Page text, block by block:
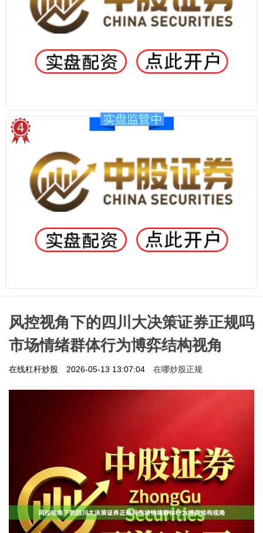
风控视角下的四川大决策证券正规吗
市场情绪群体行为博弈结构视角
在线杠杆炒股 2026-05-13 13:07:04 在哪炒股正规